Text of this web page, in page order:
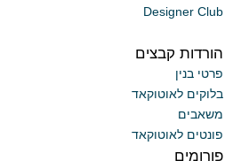
Designer Club
הורדות קבצים
פרטי בנין
בלוקים לאוטוקאד
משאבים
פונטים לאוטוקאד
פורומים